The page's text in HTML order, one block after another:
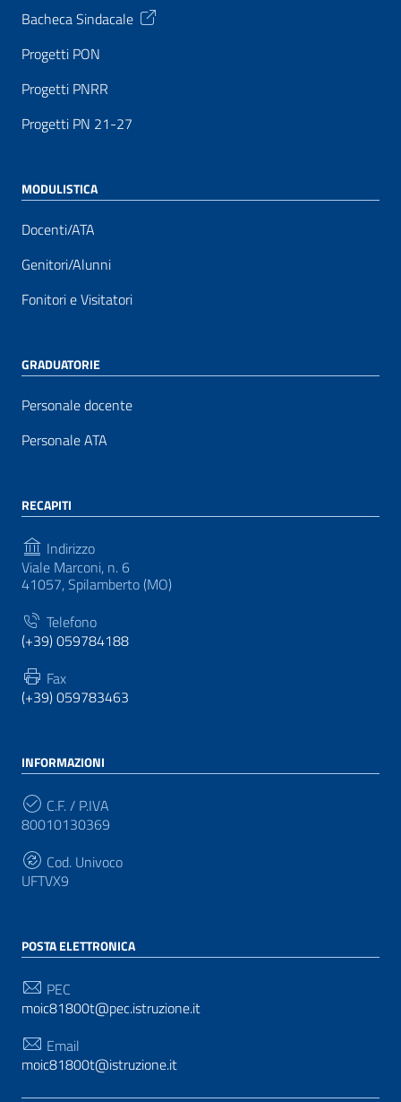
Bacheca Sindacale
Progetti PON
Progetti PNRR
Progetti PN 21-27
MODULISTICA
Docenti/ATA
Genitori/Alunni
Fonitori e Visitatori
GRADUATORIE
Personale docente
Personale ATA
RECAPITI
Indirizzo
Viale Marconi, n. 6
41057, Spilamberto (MO)
Telefono
(+39) 059784188
Fax
(+39) 059783463
INFORMAZIONI
C.F. / P.IVA
80010130369
Cod. Univoco
UFTVX9
POSTA ELETTRONICA
PEC
moic81800t@pec.istruzione.it
Email
moic81800t@istruzione.it